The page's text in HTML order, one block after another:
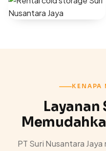
KENAPA
Layanan
PT Suri Nusantara